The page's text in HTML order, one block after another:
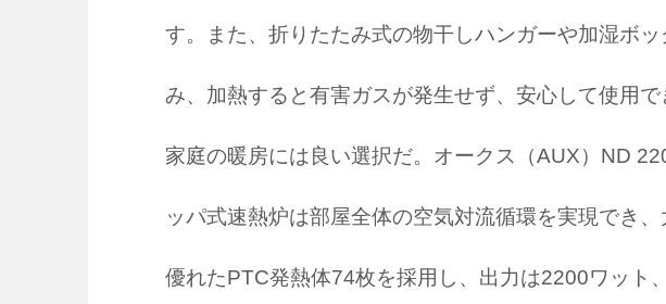
す。また、折りたたみ式の物干しハンガーや加湿ボ
み、加熱すると有害ガスが発生せず、安心して使用
家庭の暖房には良い選択だ。オークス（AUX）ND
ッパ式速熱炉は部屋全体の空気対流循環を実現でき
優れたPTC発熱体74枚を採用し、出力は2200ワット